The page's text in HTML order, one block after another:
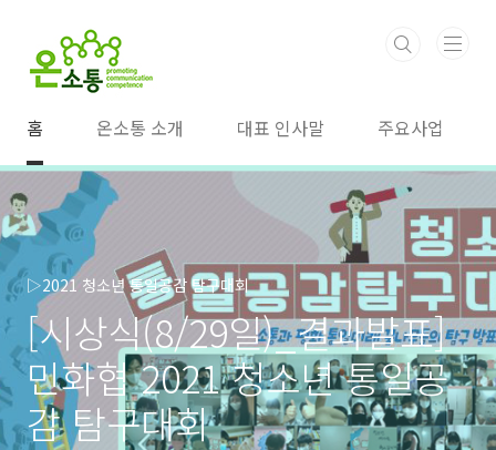
홈 온소통 소개 대표 인사말 주요사업
▷2021 청소년 통일공감 탐구대회
[시상식(8/29일)_결과발표]
민화협 2021 청소년 통일공
감 탐구대회